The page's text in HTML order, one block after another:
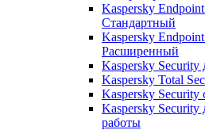
Kaspersky
Стандартный
Kaspersky
Расширенный
Kaspersky Security
Kaspersky Total
Kaspersky Security
Kaspersky Security
работы